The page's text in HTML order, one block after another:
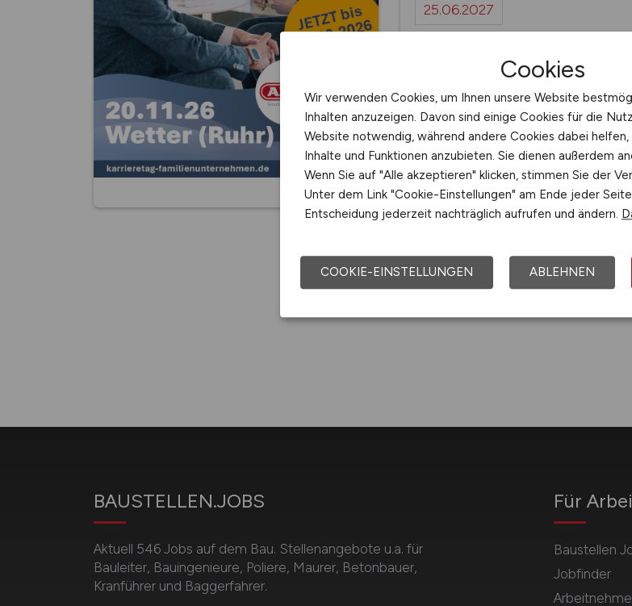
25.06.2027
Treffen Sie Deutschlands führende
Familienunternehmen am 25. Juni
bei MANN+HUMMEL
GmbH & Co. KG in Ludwigsburg
Alle Angaben ohne Gewähr von Richtigkeit
BAUSTELLEN.JOBS
Aktuell 546 Jobs auf dem Bau. Stellenangebote u.a. für
Bauleiter, Bauingenieure, Poliere, Maurer, Betonbauer,
Kranführer und Baggerfahrer.
Für
Baustellen
Jobfinder
Cookies
Wir verwenden Cookies, um Ihnen unsere Website
Inhalten anzuzeigen. Davon sind einige Cookies für die
Website notwendig, während andere Cookies dabei helfen,
Inhalte und Funktionen anzubieten. Sie dienen außerdem
Wenn Sie auf "Alle akzeptieren" klicken, stimmen Sie der
Unter dem Link "Cookie-Einstellungen" am Ende jeder
Entscheidung jederzeit nachträglich aufrufen und ändern.
COOKIE-EINSTELLUNGEN ABLEHNEN